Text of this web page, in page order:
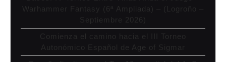
Warhammer Fantasy (6ª Ampliada) – (Logroño –
Septiembre 2026)
Comienza el camino hacia el III Torneo
Autonómico Español de Age of Sigmar